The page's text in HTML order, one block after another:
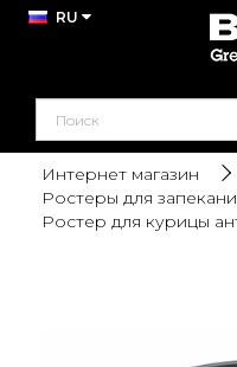
RU
Интернет магазин
Ростеры для
Ростер для курицы